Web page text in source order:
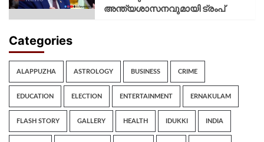
അന്ത്യശാസനവുമായി ട്രംപ്
Categories
ALAPPUZHA ASTROLOGY BUSINESS CRIME
EDUCATION ELECTION ENTERTAINMENT ERNAKULAM
FLASH STORY GALLERY HEALTH IDUKKI INDIA